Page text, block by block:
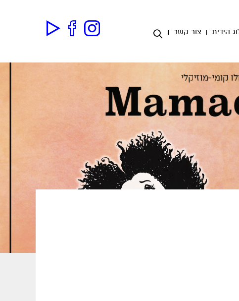
הידית צור קשר